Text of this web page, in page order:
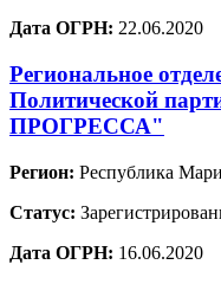
Дата ОГРН: 22.06.2020
Региональное
Политической
ПРОГРЕССА"
Регион: Республика
Статус:
Дата ОГРН: 16.06.2020